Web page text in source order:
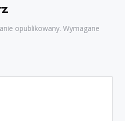
opublikowany. Wymagane